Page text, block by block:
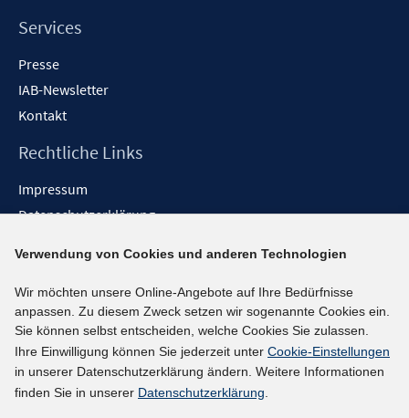
Services
Presse
IAB-Newsletter
Kontakt
Rechtliche Links
Impressum
Datenschutzerklärung
Barrieren melden
Social-Media-Kanäle
BlueSky
YouTube
LinkedIn
Verwendung von Cookies und anderen Technologien
Wir möchten unsere Online-Angebote auf Ihre Bedürfnisse
anpassen. Zu diesem Zweck setzen wir sogenannte Cookies ein.
Sie können selbst entscheiden, welche Cookies Sie zulassen.
Ihre Einwilligung können Sie jederzeit unter Cookie-Einstellungen
in unserer Datenschutzerklärung ändern. Weitere Informationen
finden Sie in unserer Datenschutzerklärung.